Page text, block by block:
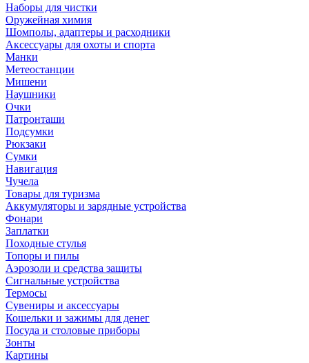
Наборы для чистки
Оружейная химия
Шомполы, адаптеры и расходники
Аксессуары для охоты и спорта
Манки
Метеостанции
Мишени
Наушники
Очки
Патронташи
Подсумки
Рюкзаки
Сумки
Навигация
Чучела
Товары для туризма
Аккумуляторы и зарядные устройства
Фонари
Заплатки
Походные стулья
Топоры и пилы
Аэрозоли и средства защиты
Сигнальные устройства
Термосы
Сувениры и аксессуары
Кошельки и зажимы для денег
Посуда и столовые приборы
Зонты
Картины